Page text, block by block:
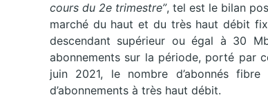
cours du 2e trimestre”, tel est le bilan
marché du haut et du très haut débit
descendant supérieur ou égal à 30
abonnements sur la période, porté par
juin 2021, le nombre d’abonnés
d’abonnements à très haut débit.